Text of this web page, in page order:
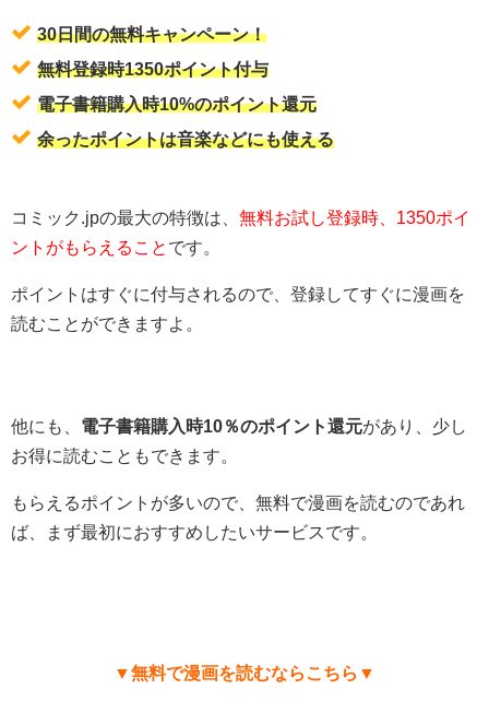
30日間の無料キャンペーン！
無料登録時1350ポイント付与
電子書籍購入時10%のポイント還元
余ったポイントは音楽などにも使える
コミック.jpの最大の特徴は、 無料お試し登録時、1350ポイ
ントがもらえること です。
ポイントはすぐに付与されるので、登録してすぐに漫画を
読むことができますよ。
他にも、 電子書籍購入時10％のポイント還元があり、少し
お得に読むこともできます。
もらえるポイントが多いので、無料で漫画を読むのであれ
ば、まず最初におすすめしたいサービスです。
▼無料で漫画を読むならこちら▼